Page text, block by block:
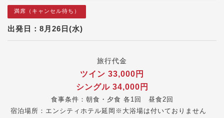
出発日：8月26日(水)
満席（キャンセル待ち）
旅行代金
ツイン 33,000円
シングル 34,000円
食事条件：朝食・夕食 各1回 昼食2回
宿泊場所：エンシティホテル延岡※大浴場は付いておりません